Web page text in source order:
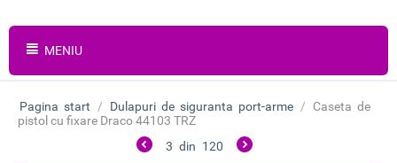
MENIU
Pagina start / Dulapuri de siguranta port-arme /
Caseta de
pistol cu fixare Draco 44103 TRZ
3 din 120